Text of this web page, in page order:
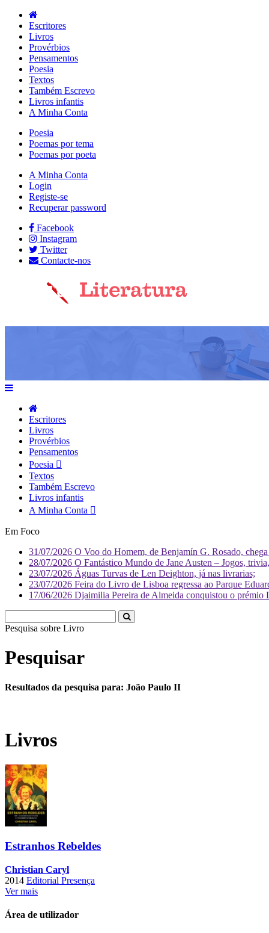
Escritores
Livros
Provérbios
Pensamentos
Poesia
Textos
Também Escrevo
Livros infantis
A Minha Conta
Poesia
Poemas por tema
Poemas por poeta
A Minha Conta
Login
Registe-se
Recuperar password
Facebook
Instagram
Twitter
Contacte-nos
Escritores
Livros
Provérbios
Pensamentos
Poesia
Textos
Também Escrevo
Livros infantis
A Minha Conta
Em Foco
31/07/2026 O Voo do Homem, de Benjamín G. Rosado,
28/07/2026 O Fantástico Mundo de Jane Austen – Jogos,
23/07/2026 Águas Turvas de Len Deighton, já nas livrarias;
23/07/2026 Feira do Livro de Lisboa regressa ao Parque
17/06/2026 Djaimilia Pereira de Almeida conquistou o
Pesquisa sobre Li
Pesquisar
Resultados da pesquisa para: João Paulo II
Livros
Estranhos Rebeldes
Christian Caryl
2014 Editorial Presença
Ver mais
Área de utilizador